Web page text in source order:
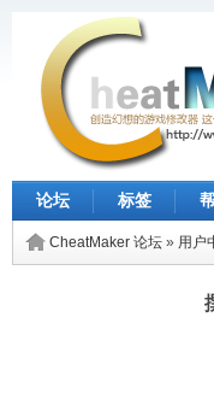
论坛 标签
CheatMaker 论坛 » 用户